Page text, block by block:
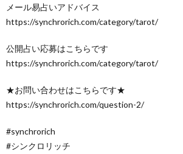
メール易占いアドバイス
https://synchrorich.com/category/tarot/
公開占い応募はこちらです
https://synchrorich.com/category/tarot/
★お問い合わせはこちらです★
https://synchrorich.com/question-2/
#synchrorich
#シンクロリッチ